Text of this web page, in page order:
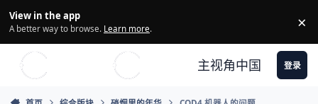
View in the app
A better way to browse. Learn more. ×
主视角中国 登录